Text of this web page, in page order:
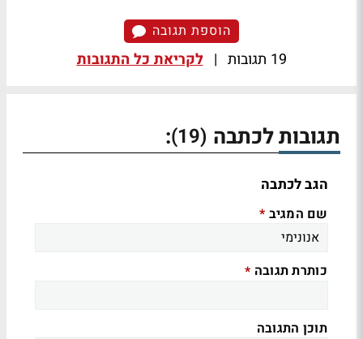
הוספת תגובה
19 תגובות | לקריאת כל התגובות
תגובות לכתבה (19)
:
הגב לכתבה
שם המגיב *
כותרת תגובה *
תוכן התגובה